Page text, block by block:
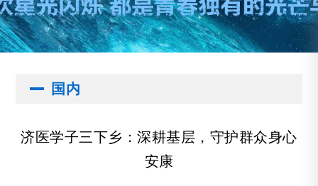
国内
济医学子三下乡：深耕基层，守护群众身心
安康